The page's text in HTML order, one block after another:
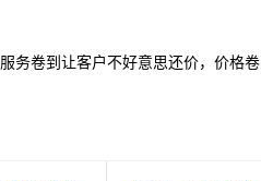
务卷到让客户不好意思还价，价格